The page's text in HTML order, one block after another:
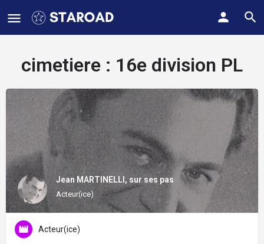
cimetiere : 16e division PL
Jean MARTINELLI, sur ses pas
Acteur(ice)
Acteur(ice)